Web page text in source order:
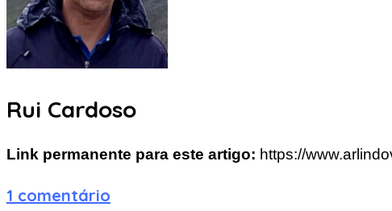
Rui Cardoso
Link permanente para este artigo: https://
1 comentário